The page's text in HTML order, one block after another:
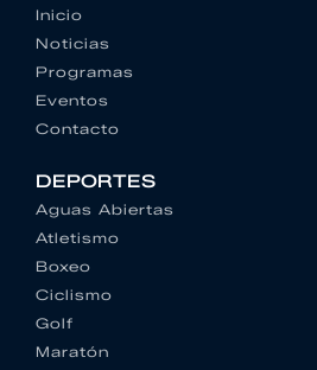
Inicio
Noticias
Programas
Eventos
Contacto
DEPORTES
Aguas Abiertas
Atletismo
Boxeo
Ciclismo
Golf
Maratón